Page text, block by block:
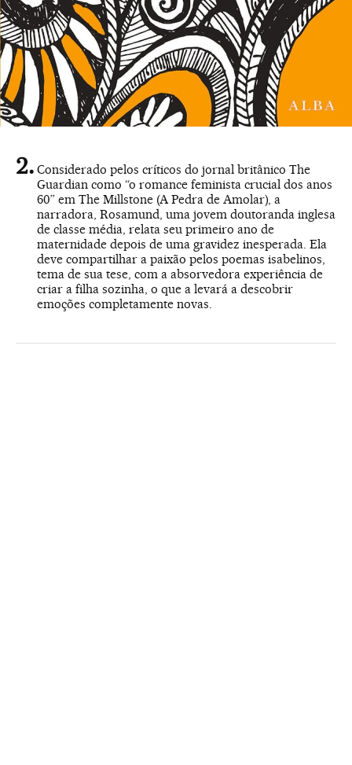
Considerado pelos críticos do jornal britânico The
Guardian como “o romance feminista crucial dos anos
60” em The Millstone (A Pedra de Amolar), a
narradora, Rosamund, uma jovem doutoranda inglesa
de classe média, relata seu primeiro ano de
maternidade depois de uma gravidez inesperada. Ela
deve compartilhar a paixão pelos poemas isabelinos,
tema de sua tese, com a absorvedora experiência de
criar a filha sozinha, o que a levará a descobrir
emoções completamente novas.